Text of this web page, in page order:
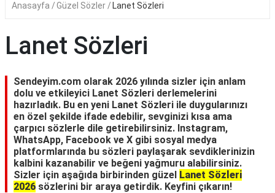
YEMEK
RÜYA
GEZİLECEK
YERLER
BLOG
Anasayfa Güzel Sözler Lanet Sözleri
Lanet Sözleri
Sendeyim.com olarak 2026 yılında sizler için anlam
dolu ve etkileyici Lanet Sözleri derlemelerini
hazırladık. Bu en yeni Lanet Sözleri ile duygularınızı
en özel şekilde ifade edebilir, sevginizi kısa ama
çarpıcı sözlerle dile getirebilirsiniz. Instagram,
WhatsApp, Facebook ve X gibi sosyal medya
platformlarında bu sözleri paylaşarak sevdiklerinizin
kalbini kazanabilir ve beğeni yağmuru alabilirsiniz.
Sizler için aşağıda birbirinden güzel Lanet Sözleri
2026 sözlerini bir araya getirdik. Keyfini çıkarın!